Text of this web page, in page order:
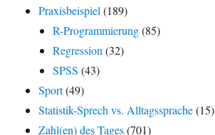
Praxisbeispiel (189)
R-Programmierung(85)
Regression (32)
SPSS (43)
Sport(49)
Statistik-Sprech vs. Alltagssprache(15)
Zahl(en) des Tages(701)